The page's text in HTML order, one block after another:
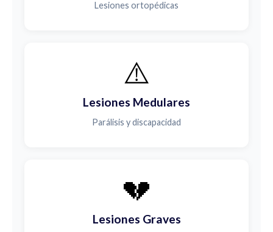
Lesiones ortopédicas
⚠️
Lesiones Medulares
Parálisis y discapacidad
💔
Lesiones Graves